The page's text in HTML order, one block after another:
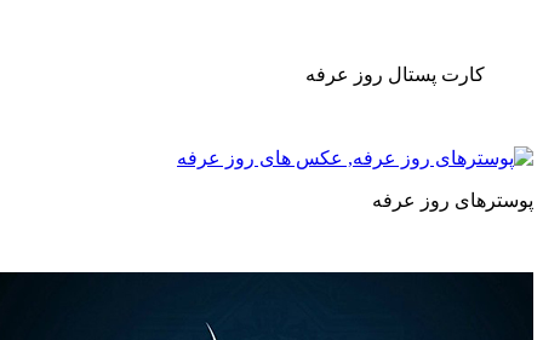
پستال روز عرفه
روز عرفه